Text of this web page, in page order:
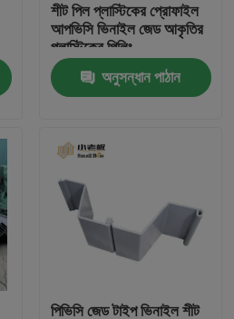
শীট পিল প্লাস্টিকের প্রোফাইল
আপভিসি ভিনাইল জেড আকৃতির
প্লাস্টিকের পিলিং
অনুসন্ধান পাঠান
পিভিসি জেড টাইপ ভিনাইল শীট